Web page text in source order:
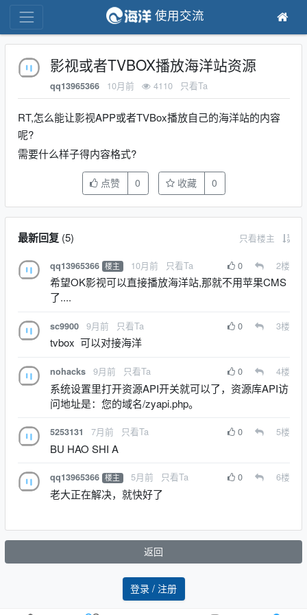
登录 / 注册
使用交流
影视或者TVBOX播放海洋站资源
qq13965366 10月前 4110 只看Ta
RT,怎么能让影视APP或者TVBox播放自己的海洋站的内容
呢?
需要什么样子得内容格式?
点赞 0 收藏 0
最新回复(5) 只看楼主
qq13965366 楼主 10月前 只看Ta 0 2楼
希望OK影视可以直接播放海洋站,那就不用苹果CMS
了....
sc9900 9月前 只看Ta 0 3楼
tvbox 可以对接海洋
nohacks 9月前 只看Ta 0 4楼
系统设置里打开资源API开关就可以了，资源库API访
问地址是：您的域名/zyapi.php。
5253131 7月前 只看Ta 0 5楼
BU HAO SHI A
qq13965366 楼主 5月前 只看Ta 0 6楼
老大正在解决，就快好了
返回